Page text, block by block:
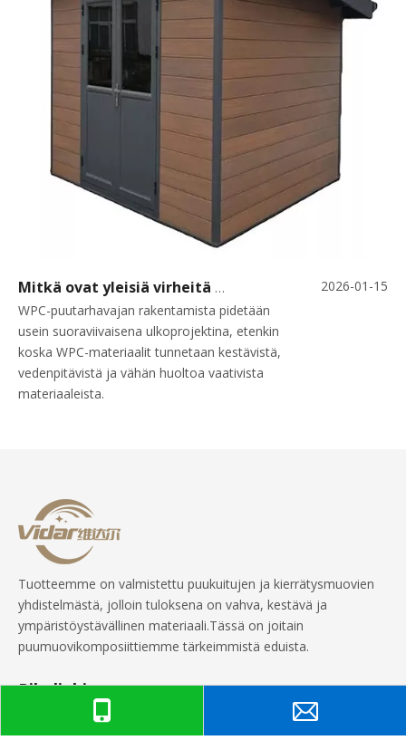
Mitkä ovat yleisiä virheitä WPC-puutarhavajaa rakennettaessa?
WPC-puutarhavajan rakentamista pidetään
usein suoraviivaisena ulkoprojektina, etenkin
koska WPC-materiaalit tunnetaan kestävistä,
vedenpitävistä ja vähän huoltoa vaativista
materiaaleista.
2026-01-15
Tuotteemme on valmistettu puukuitujen ja kierrätysmuovien
yhdistelmästä, jolloin tuloksena on vahva, kestävä ja
ympäristöystävällinen materiaali.Tässä on joitain
puumuovikomposiittiemme tärkeimmistä eduista.
Pikalinkit